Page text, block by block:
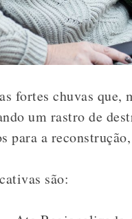
fortes chuvas
um rastro de
para a
são: